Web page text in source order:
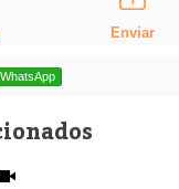
Enviar
WhatsApp